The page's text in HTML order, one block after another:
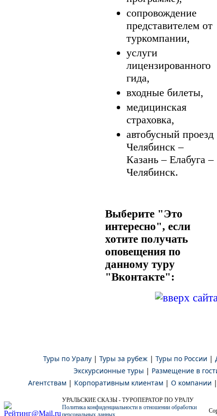
сопровождение
представителем от
туркомпании,
услуги
лицензированного
гида,
входные билеты,
медицинская
страховка,
автобусный проезд
Челябинск –
Казань – Елабуга –
Челябинск.
Выберите "Это
интересно", если
хотите получать
оповещения по
данному туру
"Вконтакте":
Туры по Уралу | Туры за рубеж | Туры по России |
Экскурсионные туры | Размещение в
Агентствам| Корпоративным клиентам| О компании
УРАЛЬСКИЕ СКАЗЫ - ТУРОПЕРАТОР ПО УРАЛУ
Политика конфиденциальности в отношении обработки
персональных данных